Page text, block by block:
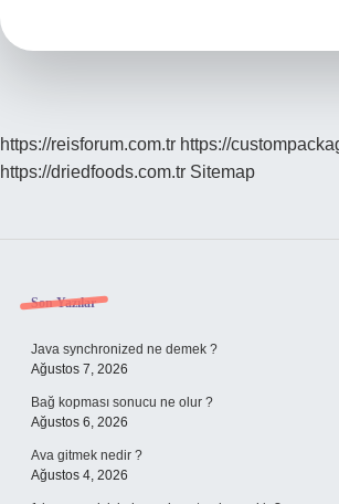
https://reisforum.com.tr https://
https://driedfoods.com.tr Sitemap
Sidebar
Son Yazılar
Java synchronized ne demek ?
Ağustos 7, 2026
Bağ kopması sonucu ne olur ?
Ağustos 6, 2026
Ava gitmek nedir ?
Ağustos 4, 2026